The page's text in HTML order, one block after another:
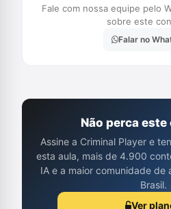
Fale com nossa equipe pelo
sobre este
Falar no
Não perca
Assine a Criminal Player e
esta aula, mais de 4.900
IA e a maior comunidade de
Brasil.
Ver